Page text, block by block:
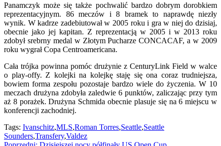
Panamczyk może się także pochwalić bardzo dobrym dorobkiem
reprezentacyjnym. 86 meczów i 8 bramek to naprawdę niezły
wynik. W kadrze zadebiutował w 2005 roku i gra w niej do dzisiaj,
obecnie jako jej kapitan. Z reprezentacją w 2005 i w 2013 roku
zdobył srebrny medal w Złotym Pucharze CONCACAF, a w 2009
roku wygrał Copa Centroamericana.
Cała trójka powinna pomóc drużynie z CenturyLink Field w walce
o play-offy. Z kolejki na kolejkę staję się ona coraz trudniejsza,
bowiem forma zespołu pozostaje bardzo wiele do życzenia. W 10
meczach drużyna zdobyła zaledwie 6 punktów, zaliczając przy tym
aż 8 porażek. Drużyna Schmida obecnie plasuje się na 6 miejscu w
konferencji zachodniej.
Tags: Ivanschitz,MLS,Roman Torres,Seattle,Seattle
Sounders,Transfery,Valdez